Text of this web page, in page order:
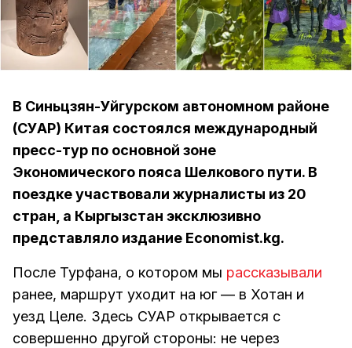
В Синьцзян-Уйгурском автономном районе
(СУАР) Китая состоялся международный
пресс-тур по основной зоне
Экономического пояса Шелкового пути. В
поездке участвовали журналисты из 20
стран, а Кыргызстан эксклюзивно
представляло издание Economist.kg.
После Турфана, о котором мы рассказывали
ранее, маршрут уходит на юг — в Хотан и
уезд Целе. Здесь СУАР открывается с
совершенно другой стороны: не через